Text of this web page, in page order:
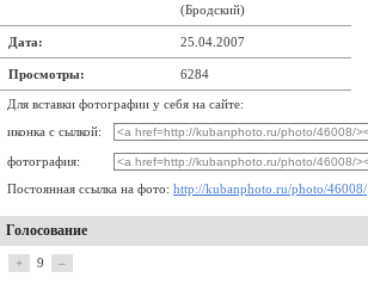
(Бродский)
Дата: 25.04.2007
Просмотры: 6284
Для вставки фотографии у себя на сайте:
иконка с сылкой:
фотография:
Постоянная ссылка на фото: http://kubanphoto.ru/photo/46008/
Голосование
+ 9 –